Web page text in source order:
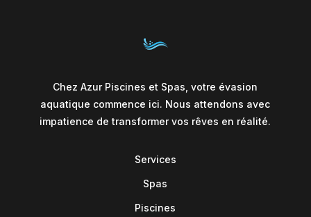
Chez Azur Piscines et Spas, votre évasion
aquatique commence ici. Nous attendons avec
impatience de transformer vos rêves en réalité.
Services
Spas
Piscines